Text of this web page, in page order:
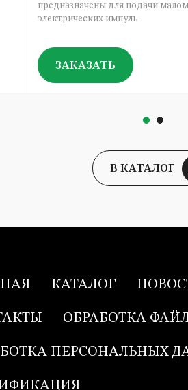
предназначены для подачи
электрических импуль
ЗАКАЗАТЬ
В КАТАЛОГ
КАТАЛОГ
ОБРАБОТКА
ПЕРСОНАЛЬНЫХ